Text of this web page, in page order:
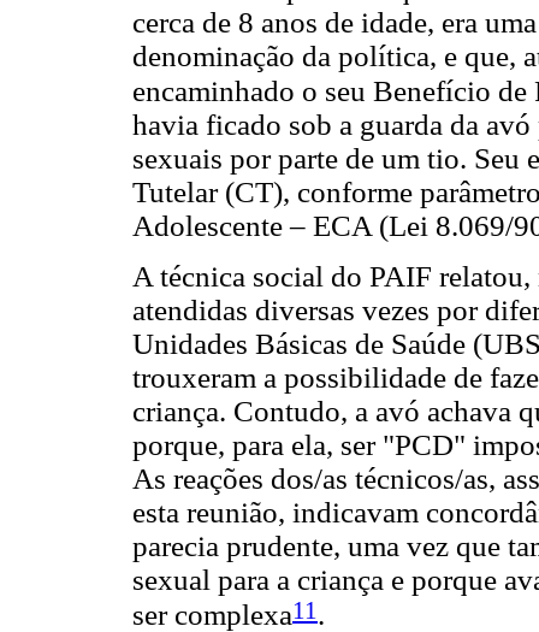
cerca de 8 anos de idade, era
denominação da política, e que,
encaminhado o seu Benefício
havia ficado sob a guarda da
sexuais por parte de um tio. Seu
Tutelar (CT), conforme
Adolescente – ECA (Lei 8.069/
A técnica social do PAIF
atendidas diversas vezes por
Unidades Básicas de Saúde
trouxeram a possibilidade de
criança. Contudo, a avó achava
porque, para ela, ser "PCD"
As reações dos/as técnicos/as,
esta reunião, indicavam
parecia prudente, uma vez que
sexual para a criança e porque
ser complexa11 .